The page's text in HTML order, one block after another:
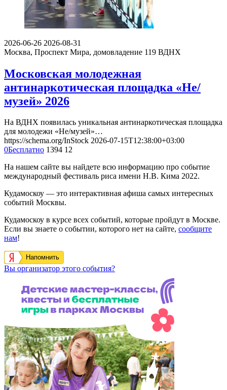
2026-06-26 2026-08-31
Москва, Проспект Мира, домовладение 119 ВДНХ
Московская молодежная
антинаркотическая площадка «Не/
музей» 2026
На ВДНХ появилась уникальная антинаркотическая площадка
для молодежи «Не/музей»…
https://schema.org/InStock 2026-07-15T12:38:00+03:00
0Бесплатно 1394 12
На нашем сайте вы найдете всю информацию про событие
международный фестиваль риса имени Н.В. Кима 2022.
Кудамоскоу — это интерактивная афиша самых интересных
событий Москвы.
Кудамоскоу в курсе всех событий, которые пройдут в Москве.
Если вы знаете о событии, которого нет на сайте, сообщите
нам!
Напомнить
Вы организатор этого события?